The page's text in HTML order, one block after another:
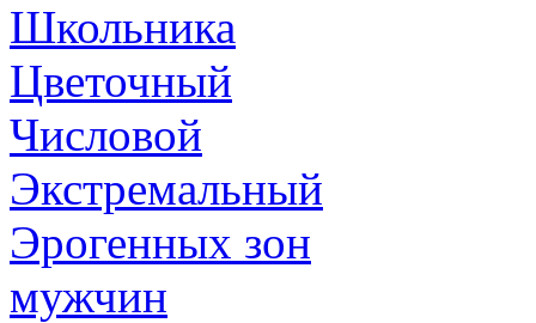
Школьника
Цветочный
Числовой
Экстремальный
Эрогенных зон
мужчин